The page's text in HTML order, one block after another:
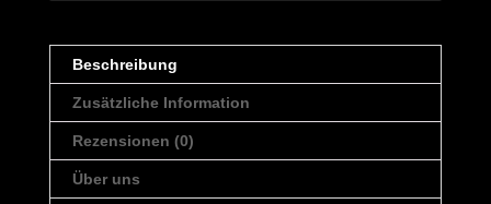
Beschreibung
Zusätzliche Information
Rezensionen (0)
Über uns